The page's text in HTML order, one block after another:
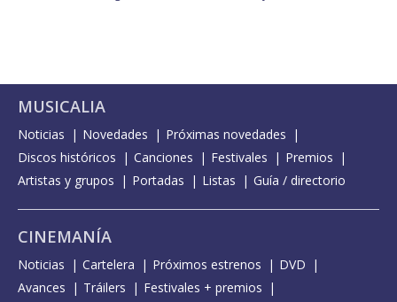
MUSICALIA
Noticias Novedades
Próximas novedades
Discos históricos
Canciones Festivales
Premios
Artistas y grupos
Portadas Listas Guía / directorio
CINEMANÍA
Noticias Cartelera Próximos estrenos
DVD
Avances
Tráilers
Festivales + premios